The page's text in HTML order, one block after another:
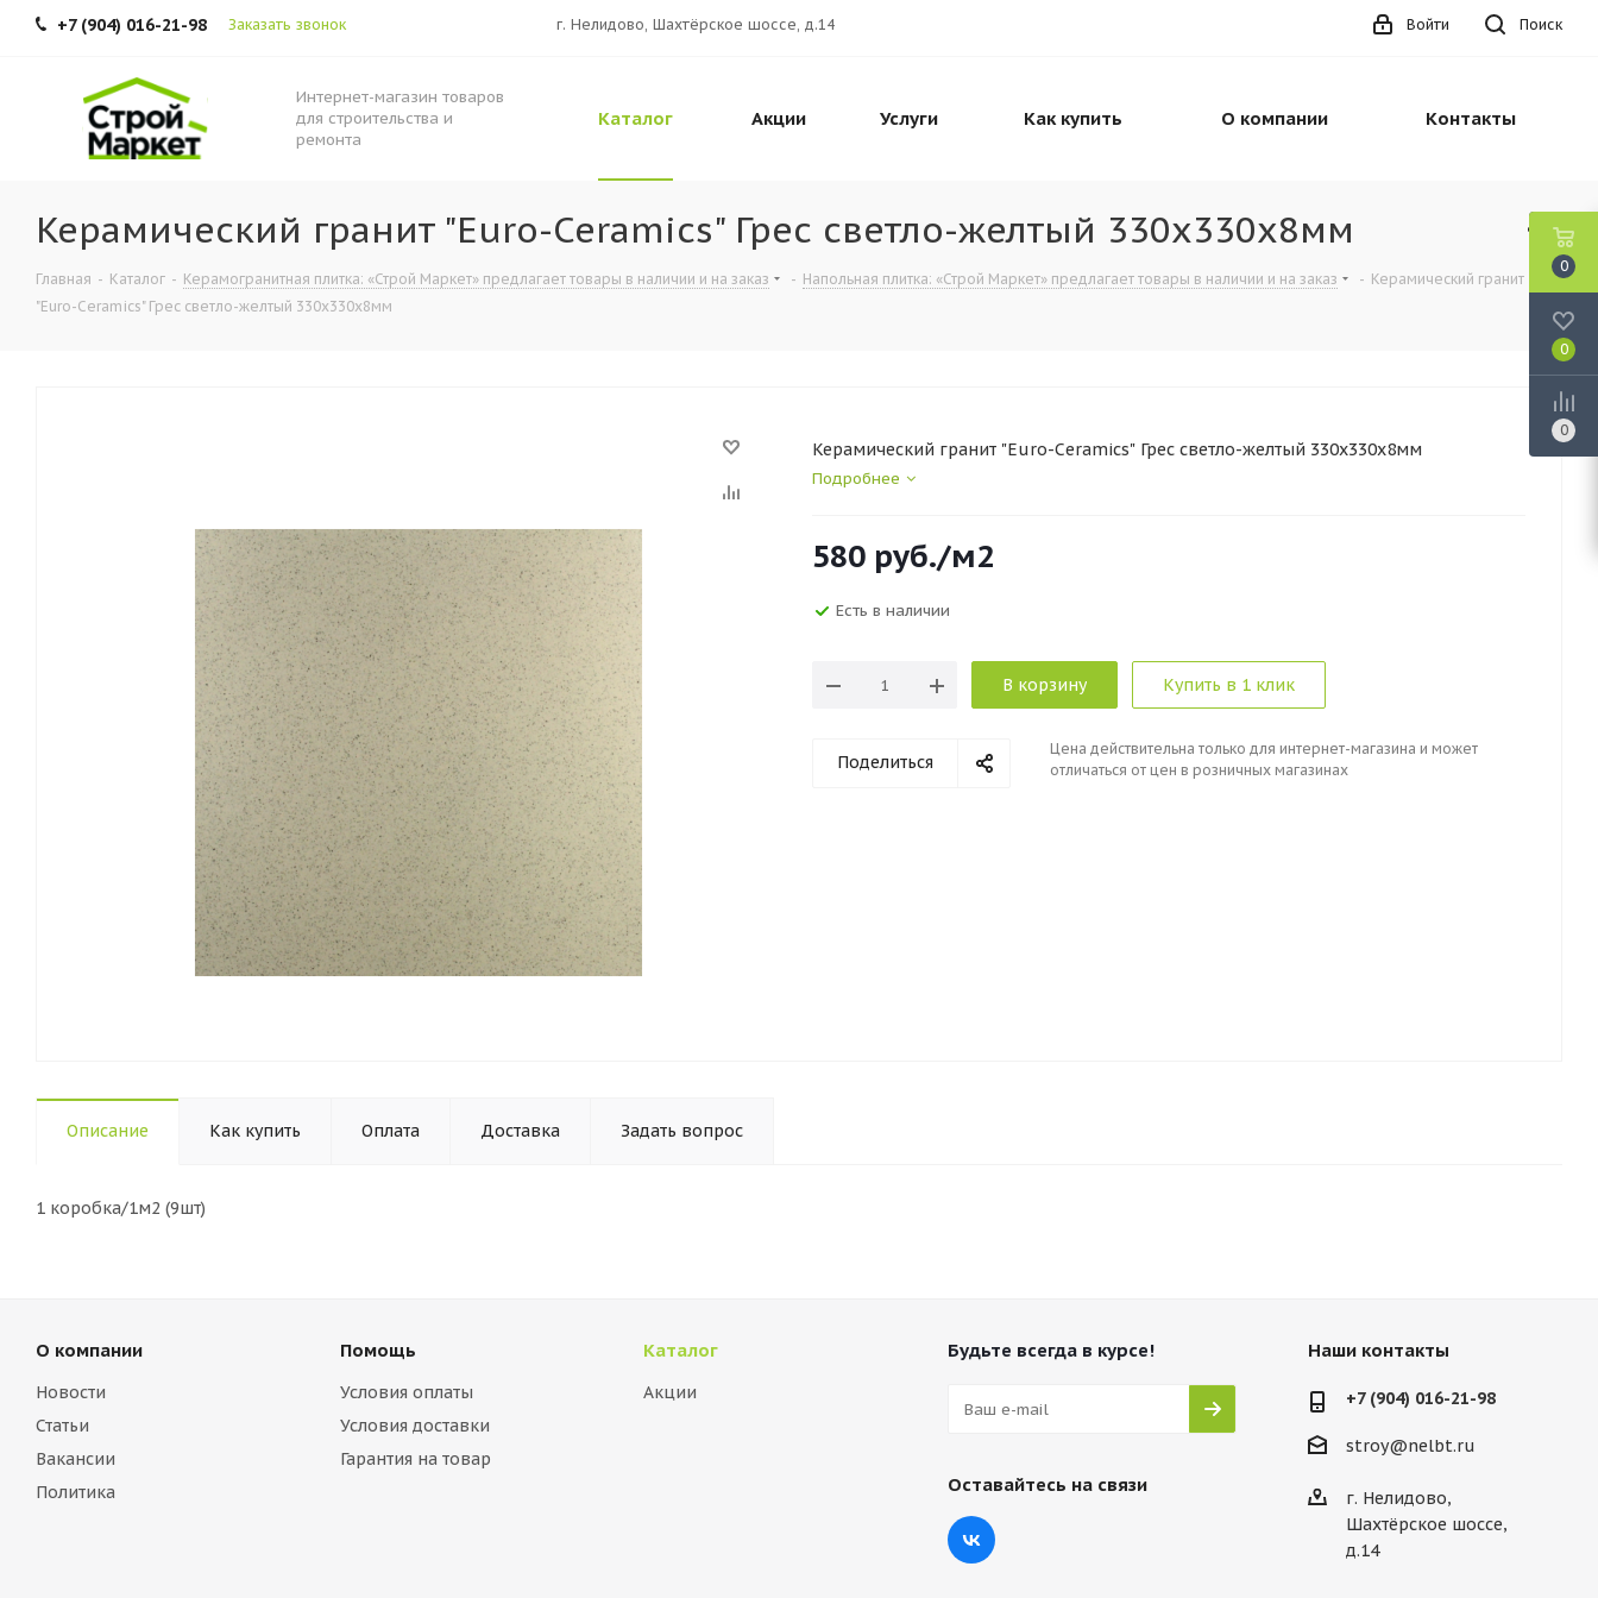
+7 (904) 016-21-98 Заказать звонок г. Нелидово, Шахтёрское шоссе, д.14 Поиск
Войти
Интернет-магазин товаров
для строительства и
ремонта
Каталог Акции Услуги Как купить О компании Контакты
Керамический гранит "Euro-Ceramics" Грес светло-желтый 330х330х8мм
Главная - Каталог - Керамогранитная плитка: «Строй Маркет» предлагает товары в наличии и на заказ - Напольная плитка: «Строй Маркет» предлагает товары в наличии и на заказ - Керамический гранит
"Euro-Ceramics" Грес светло-желтый 330х330х8мм
Керамический гранит "Euro-Ceramics" Грес светло-желтый 330х330х8мм
Подробнее
580 руб./м2
Есть в наличии
В корзину Купить в 1 клик
Поделиться
Цена действительна только для интернет-магазина и может
отличаться от цен в розничных магазинах
Описание Как купить Оплата Доставка Задать вопрос
1 коробка/1м2 (9шт)
О компании
Новости
Статьи
Вакансии
Политика
Помощь
Условия оплаты
Условия доставки
Гарантия на товар
Каталог
Акции
Будьте всегда в курсе!
Оставайтесь на связи
Наши контакты
+7 (904) 016-21-98
stroy@nelbt.ru
г. Нелидово,
Шахтёрское шоссе,
д.14
0
0
0